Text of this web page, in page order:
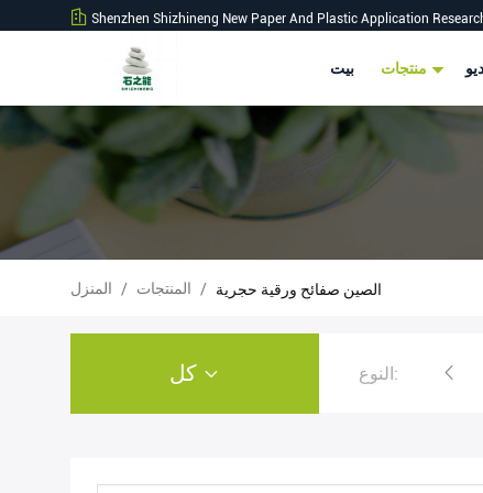
Shenzhen Shizhineng New Paper And Plastic Application
بيت
المنزل / المنتجات / الصين صفائح ورقية حجرية
النوع:لفة ورق الحجر